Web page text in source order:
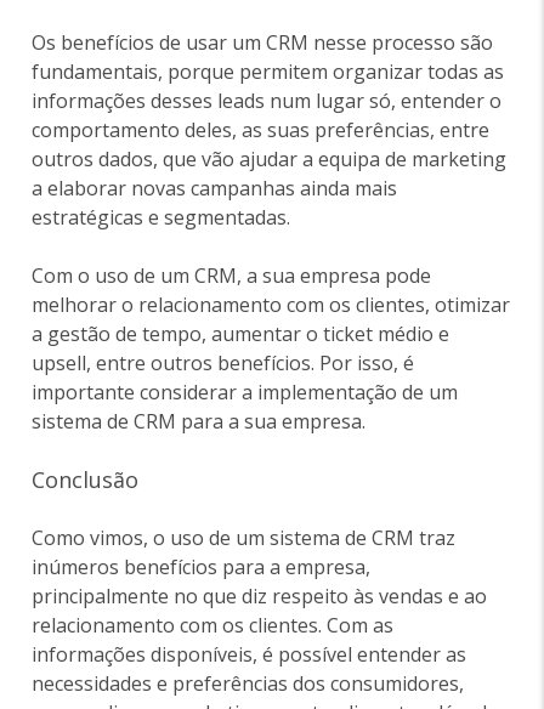
Os benefícios de usar um CRM nesse processo são
fundamentais, porque permitem organizar todas as
informações desses leads num lugar só, entender o
comportamento deles, as suas preferências, entre
outros dados, que vão ajudar a equipa de marketing
a elaborar novas campanhas ainda mais
estratégicas e segmentadas.
Com o uso de um CRM, a sua empresa pode
melhorar o relacionamento com os clientes, otimizar
a gestão de tempo, aumentar o ticket médio e
upsell, entre outros benefícios. Por isso, é
importante considerar a implementação de um
sistema de CRM para a sua empresa.
Conclusão
Como vimos, o uso de um sistema de CRM traz
inúmeros benefícios para a empresa,
principalmente no que diz respeito às vendas e ao
relacionamento com os clientes. Com as
informações disponíveis, é possível entender as
necessidades e preferências dos consumidores,